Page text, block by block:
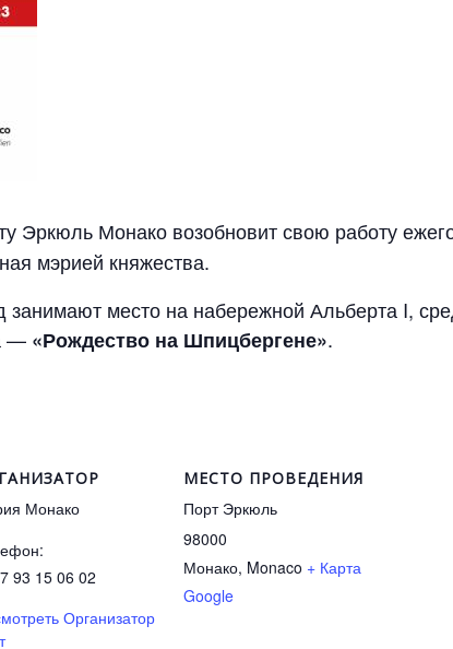
Эркюль Монако возобновит свою работу
мэрией княжества.
место на набережной Альберта I,
— «Рождество на Шпицбергене».
Монако
93 15 06 02
Организатор
МЕСТО ПРОВЕДЕНИЯ
Порт Эркюль
98000
Монако, Monaco + Карта
Google